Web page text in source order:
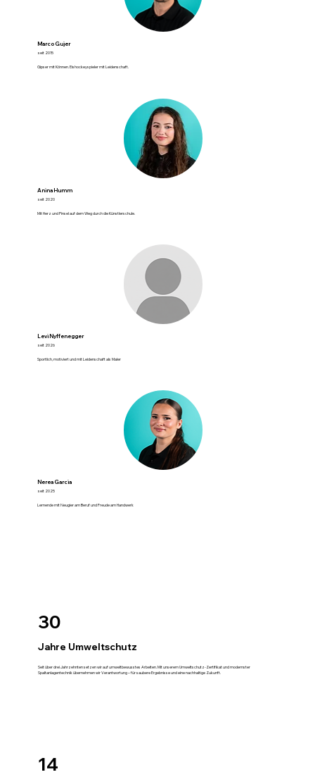
Marco Gujer
seit 2015
Gipser mit Können. Eishockeyspieler mit Leidenschaft.
Anina Humm
seit 2020
Mit Herz und Pinsel auf dem Weg durch die Künstlerschule.
Levi Nyffenegger
seit 2026
Sportlich, motiviert und mit Leidenschaft als Maler
Nerea Garcia
seit 2025
Lernende mit Neugier am Beruf und Freude am Handwerk
30
Jahre Umweltschutz
Seit über drei Jahrzehnten setzen wir auf umweltbewusstes Arbeiten. Mit unserem Umweltschutz-Zertifikat und modernster
Spaltanlagentechnik übernehmen wir Verantwortung – für saubere Ergebnisse und eine nachhaltige Zukunft.
14